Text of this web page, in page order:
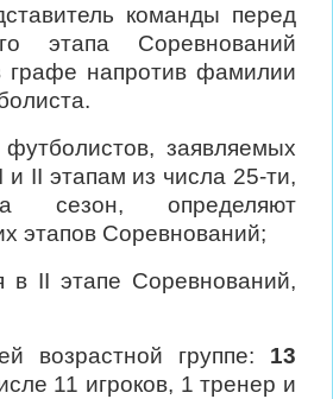
команды перед
этапа Соревнований
графе напротив фамилии
футболистов, заявляемых
и II этапам из числа 25-ти,
сезон, определяют
этапов Соревнований;
в II этапе Соревнований,
возрастной группе: 13
11 игроков, 1 тренер и